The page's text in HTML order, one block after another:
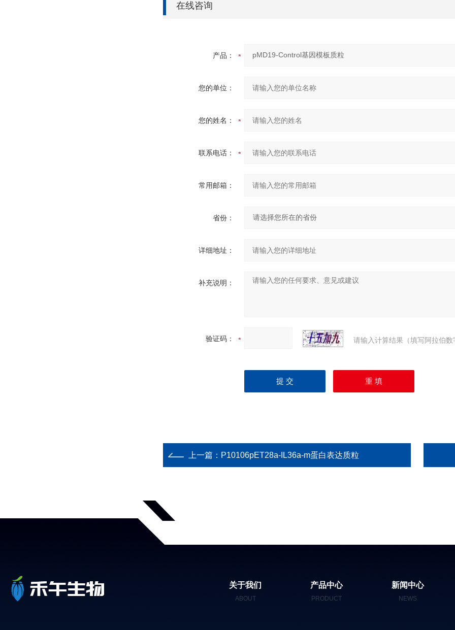
在线咨询
产品：
您的单位：
您的姓名：
联系电话：
常用邮箱：
省份：
详细地址：
补充说明：
验证码： 请输入计算结果（填写阿拉伯
上一篇： P10106pET28a-IL36a-m蛋白表达质粒
关于我们
ABOUT
产品中心
PRODUCT
新闻中心
NEWS